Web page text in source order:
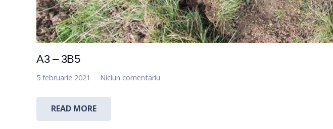
A3 – 3B5
5 februarie 2021 Niciun comentariu
READ MORE